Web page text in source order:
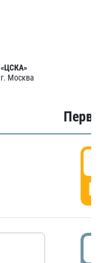
«ЦСКА»
г. Москва